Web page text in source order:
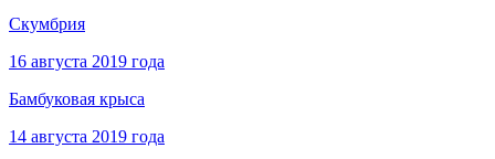
Скумбрия
16 августа 2019 года
Бамбуковая крыса
14 августа 2019 года